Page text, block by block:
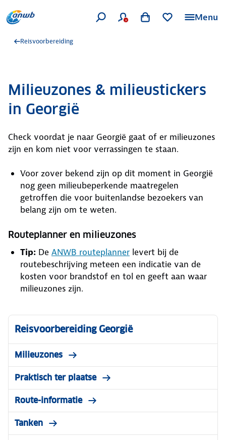
Menu
Reisvoorbereiding
Milieuzones & milieustickers
in Georgië
Check voordat je naar Georgië gaat of er milieuzones
zijn en kom niet voor verrassingen te staan.
Voor zover bekend zijn op dit moment in Georgië
nog geen milieubeperkende maatregelen
getroffen die voor buitenlandse bezoekers van
belang zijn om te weten.
Routeplanner en milieuzones
Tip: De ANWB routeplanner levert bij de
routebeschrijving meteen een indicatie van de
kosten voor brandstof en tol en geeft aan waar
milieuzones zijn.
Reisvoorbereiding Georgië
Milieuzones
Praktisch ter plaatse
Route-informatie
Tanken